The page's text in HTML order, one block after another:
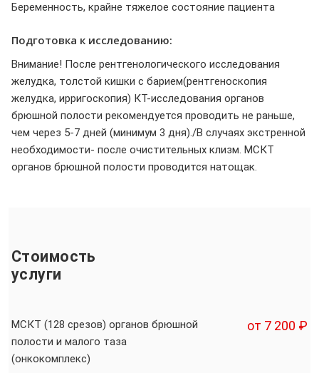
Беременность, крайне тяжелое состояние пациента
Подготовка к исследованию:
Внимание! После рентгенологического исследования
желудка, толстой кишки с барием(рентгеноскопия
желудка, ирригоскопия) КТ-исследования органов
брюшной полости рекомендуется проводить не раньше,
чем через 5-7 дней (минимум 3 дня)./В случаях экстренной
необходимости- после очистительных клизм. МСКТ
органов брюшной полости проводится натощак.
Стоимость
услуги
МСКТ (128 срезов) органов брюшной
полости и малого таза
(онкокомплекс)
от 7 200 ₽